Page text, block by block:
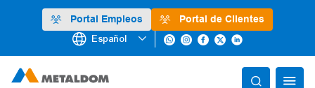
Portal Empleos Portal de Clientes
Español